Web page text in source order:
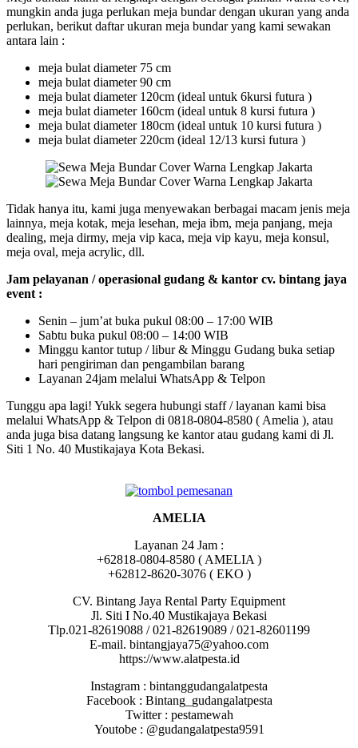
mungkin anda juga perlukan meja bundar dengan ukuran yang anda
perlukan, berikut daftar ukuran meja bundar yang kami sewakan
antara lain :
meja bulat diameter 75 cm
meja bulat diameter 90 cm
meja bulat diameter 120cm (ideal untuk 6kursi futura )
meja bulat diameter 160cm (ideal untuk 8 kursi futura )
meja bulat diameter 180cm (ideal untuk 10 kursi futura )
meja bulat diameter 220cm (ideal 12/13 kursi futura )
Tidak hanya itu, kami juga menyewakan berbagai macam jenis meja
lainnya, meja kotak, meja lesehan, meja ibm, meja panjang, meja
dealing, meja dirmy, meja vip kaca, meja vip kayu, meja konsul,
meja oval, meja acrylic, dll.
Jam pelayanan / operasional gudang & kantor cv. bintang jaya
event :
Senin – jum’at buka pukul 08:00 – 17:00 WIB
Sabtu buka pukul 08:00 – 14:00 WIB
Minggu kantor tutup / libur & Minggu Gudang buka setiap
hari pengiriman dan pengambilan barang
Layanan 24jam melalui WhatsApp & Telpon
Tunggu apa lagi! Yukk segera hubungi staff / layanan kami bisa
melalui WhatsApp & Telpon di 0818-0804-8580 ( Amelia ), atau
anda juga bisa datang langsung ke kantor atau gudang kami di Jl.
Siti 1 No. 40 Mustikajaya Kota Bekasi.
AMELIA
Layanan 24 Jam :
+62818-0804-8580 ( AMELIA )
+62812-8620-3076 ( EKO )
CV. Bintang Jaya Rental Party Equipment
Jl. Siti I No.40 Mustikajaya Bekasi
Tlp.021-82619088 / 021-82619089 / 021-82601199
E-mail. bintangjaya75@yahoo.com
https://www.alatpesta.id
Instagram : bintanggudangalatpesta
Facebook : Bintang_gudangalatpesta
Twitter : pestamewah
Youtobe : @gudangalatpesta9591